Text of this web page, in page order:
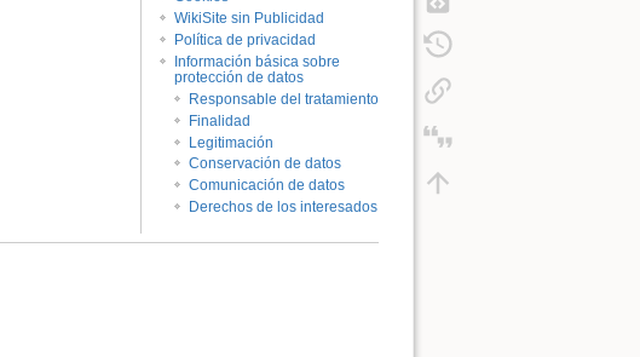
WikiSite sin Publicidad
Política de privacidad
Información básica sobre
protección de datos
Responsable del tratamiento
Finalidad
Legitimación
Conservación de datos
Comunicación de datos
Derechos de los interesados